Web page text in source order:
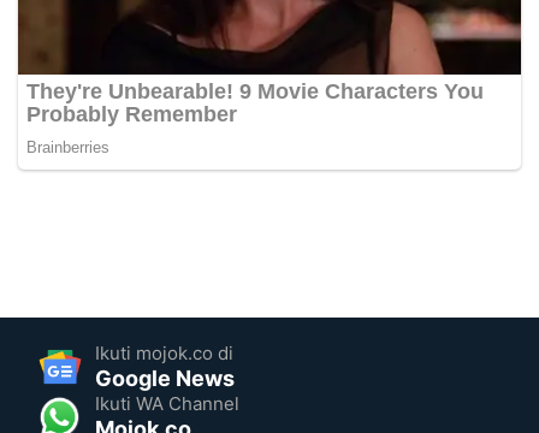
Ikuti mojok.co di
Google News
Ikuti WA Channel